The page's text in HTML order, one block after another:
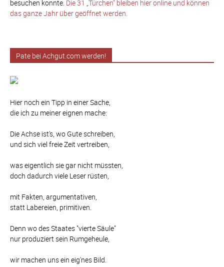
besuchen konnte. Die 31 „Türchen“ bleiben hier online und können
das ganze Jahr über geöffnet werden.
Pate bei Achgut.com werden!
Hier noch ein Tipp in einer Sache,
die ich zu meiner eignen mache:
Die Achse ist's, wo Gute schreiben,
und sich viel freie Zeit vertreiben,
was eigentlich sie gar nicht müssten,
doch dadurch viele Leser rüsten,
mit Fakten, argumentativen,
statt Labereien, primitiven.
Denn wo des Staates "vierte Säule"
nur produziert sein Rumgeheule,
wir machen uns ein eig'nes Bild.